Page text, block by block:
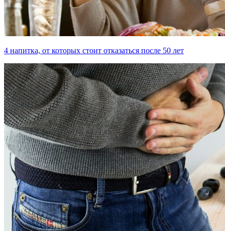
4 напитка, от которых стоит отказаться после 50 лет